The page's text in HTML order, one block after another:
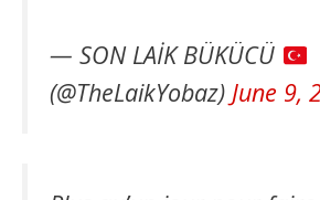
— SON LAİK BÜKÜCÜ
(@TheLaikYobaz) June 9,